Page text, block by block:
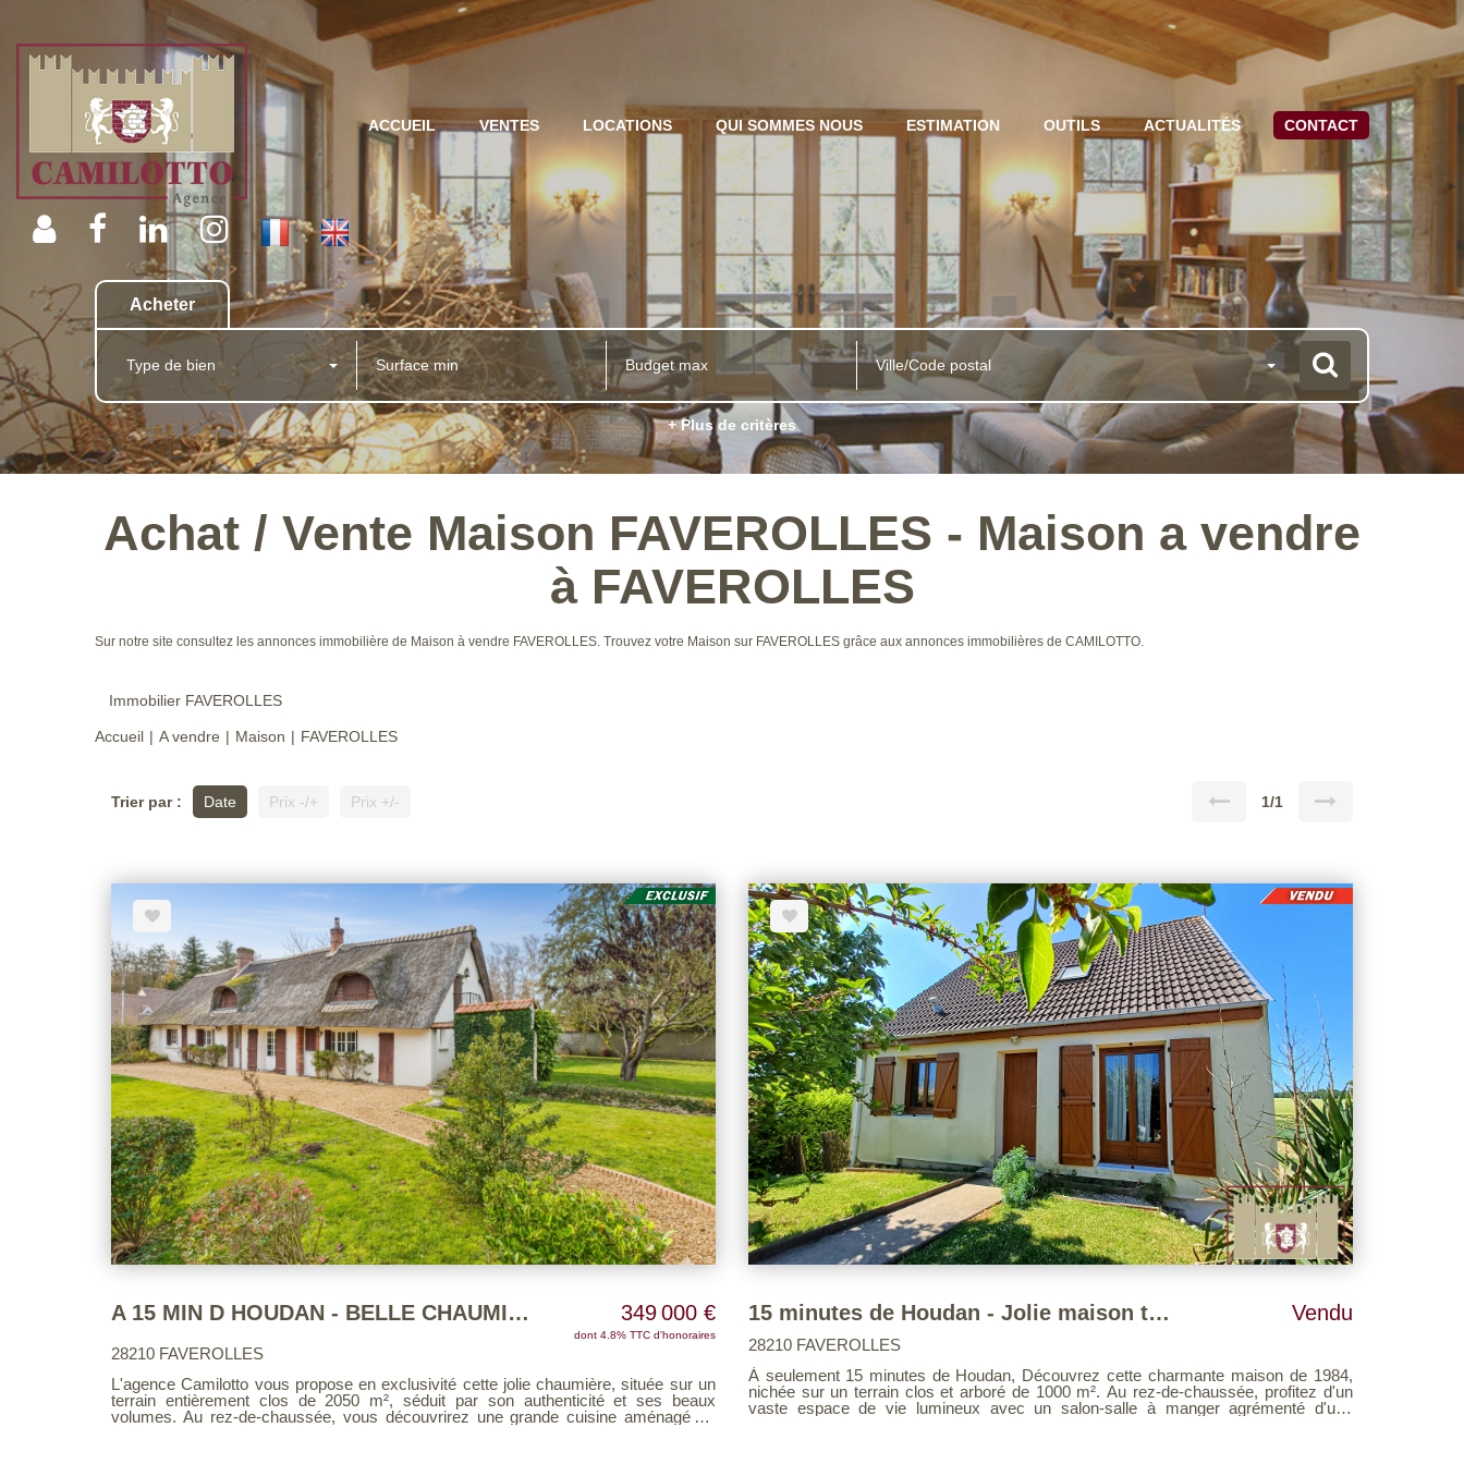
ACCUEIL VENTES LOCATIONS QUI SOMMES NOUS ESTIMATION OUTILS ACTUALITÉS CONTACT
Acheter
Type de bien Ville/Code postal
+ Plus de critères
Achat / Vente Maison FAVEROLLES - Maison a vendre
à FAVEROLLES
Sur notre site consultez les annonces immobilière de Maison à vendre FAVEROLLES. Trouvez votre Maison sur FAVEROLLES grâce aux annonces immobilières de CAMILOTTO.
Immobilier FAVEROLLES
Accueil A vendre Maison FAVEROLLES
Trier par : Date Prix -/+ Prix +/- 1/1
A 15 MIN D HOUDAN - BELLE CHAUMIERE 349 000 €
dont 4.8% TTC d'honoraires
28210 FAVEROLLES
L'agence Camilotto vous propose en exclusivité cette jolie chaumière, située sur un
terrain entièrement clos de 2050 m², séduit par son authenticité et ses beaux
volumes. Au rez-de-chaussée, vous découvrirez une grande cuisine aménagée, ,
15 minutes de Houdan - Jolie maison traditionnelle au calme Vendu
28210 FAVEROLLES
À seulement 15 minutes de Houdan, Découvrez cette charmante maison de 1984,
nichée sur un terrain clos et arboré de 1000 m². Au rez-de-chaussée, profitez d'un
vaste espace de vie lumineux avec un salon-salle à manger agrémenté d'une